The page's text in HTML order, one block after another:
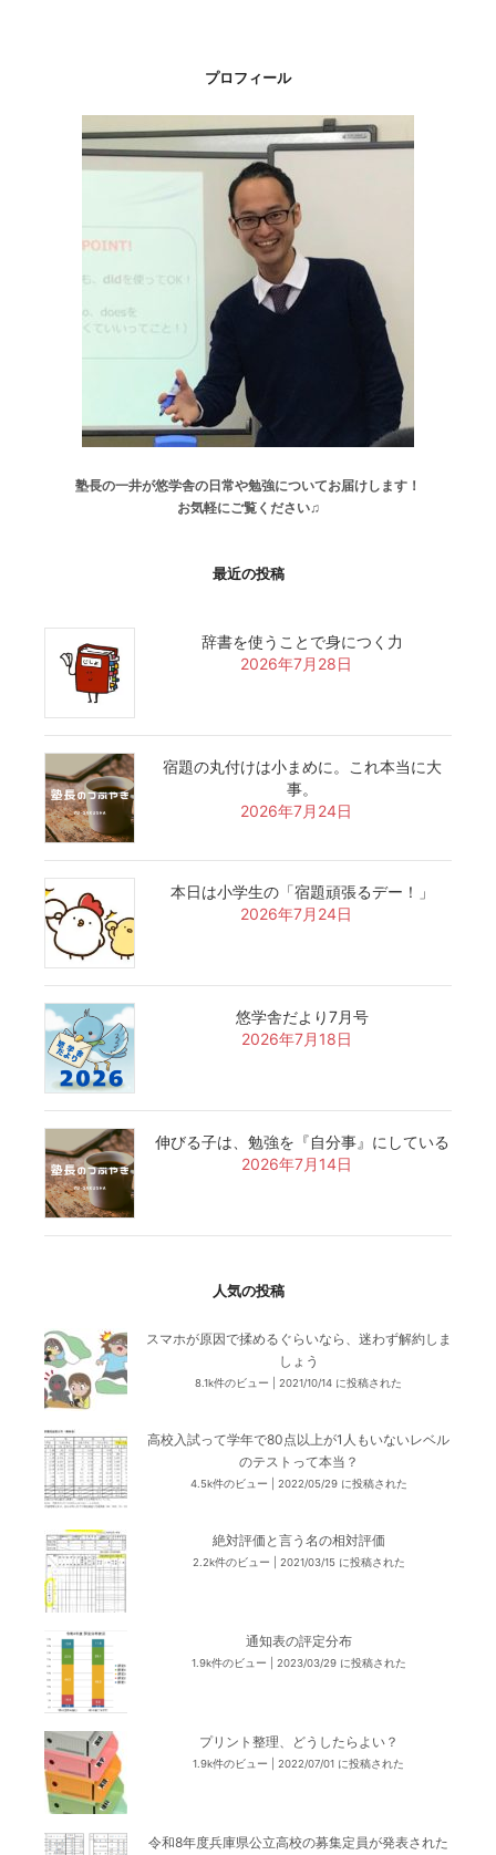
プロフィール
塾長の一井が悠学舎の日常や勉強についてお届けします！
お気軽にご覧ください♫
最近の投稿
辞書を使うことで身につく力
2026年7月28日
宿題の丸付けは小まめに。これ本当に大
事。
2026年7月24日
本日は小学生の「宿題頑張るデー！」
2026年7月24日
悠学舎だより7月号
2026年7月18日
伸びる子は、勉強を『自分事』にしている
2026年7月14日
人気の投稿
スマホが原因で揉めるぐらいなら、迷わず解約しま
しょう
8.1k件のビュー 2021/10/14 に投稿された
高校入試って学年で80点以上が1人もいないレベル
のテストって本当？
4.5k件のビュー 2022/05/29 に投稿された
絶対評価と言う名の相対評価
2.2k件のビュー 2021/03/15 に投稿された
通知表の評定分布
1.9k件のビュー 2023/03/29 に投稿された
プリント整理、どうしたらよい？
1.9k件のビュー 2022/07/01 に投稿された
令和8年度兵庫県公立高校の募集定員が発表された